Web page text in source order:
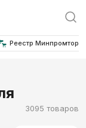
Реестр Минпромторга
3095 товаров